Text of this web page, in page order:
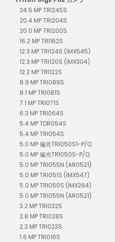
24.5 MP TRI245S
20.4 MP TRI204S
20.0 MP TRI200S
16.2 MP TRI162S
12.3 MP TRI124S (IMX545)
12.3 MP TRI120S (IMX304)
12.2 MP TRI122S
8.9 MP TRI089S
8.1 MP TRI081S
7.1 MP TRI071S
6.3 MP TRI064S
5.4 MP TDR054S
5.4 MP TRI054S
5.0 MP 偏光TRI050S1-P/Q
5.0 MP 偏光TRI050S-P/Q
5.0 MP TRI055N (AR0521)
5.0 MP TRI051S (IMX547)
5.0 MP TRI050S (IMX264)
5.0 MP TRI055N (AR0521)
3.2 MP TRI032S
2.8 MP TRI028S
2.3 MP TRI023S
1.6 MP TRI016S